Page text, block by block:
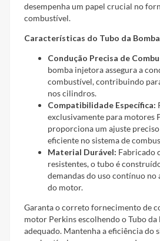
desempenha um papel crucial no
combustível.
Características do Tubo da
Condução Precisa de
bomba injetora assegura a
combustível, contribuindo
nos cilindros.
Compatibilidade Específica:
exclusivamente para motores
proporciona um ajuste
eficiente no sistema de
Material Durável: Fabricado
resistentes, o tubo é
demandas do uso contínuo no
do motor.
Garanta o correto fornecimento de
motor Perkins escolhendo o Tubo
adequado. Mantenha a eficiência do